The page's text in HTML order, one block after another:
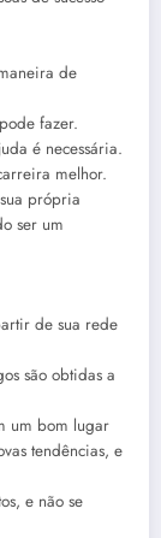
de
fazer.
é necessária.
melhor.
própria
ser um
de sua rede
são obtidas a
um bom lugar
tendências, e
e não se